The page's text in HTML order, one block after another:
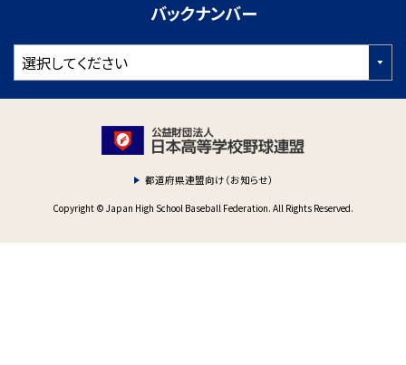
バックナンバー
都道府県連盟向け（お知らせ）
Copyright © Japan High School Baseball Federation. All Rights Reserved.